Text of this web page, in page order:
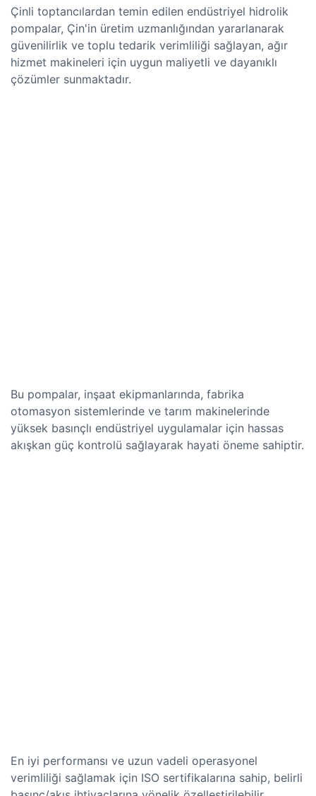
Çinli toptancılardan temin edilen endüstriyel hidrolik
pompalar, Çin'in üretim uzmanlığından yararlanarak
güvenilirlik ve toplu tedarik verimliliği sağlayan, ağır
hizmet makineleri için uygun maliyetli ve dayanıklı
çözümler sunmaktadır.
Bu pompalar, inşaat ekipmanlarında, fabrika
otomasyon sistemlerinde ve tarım makinelerinde
yüksek basınçlı endüstriyel uygulamalar için hassas
akışkan güç kontrolü sağlayarak hayati öneme sahiptir.
En iyi performansı ve uzun vadeli operasyonel
verimliliği sağlamak için ISO sertifikalarına sahip, belirli